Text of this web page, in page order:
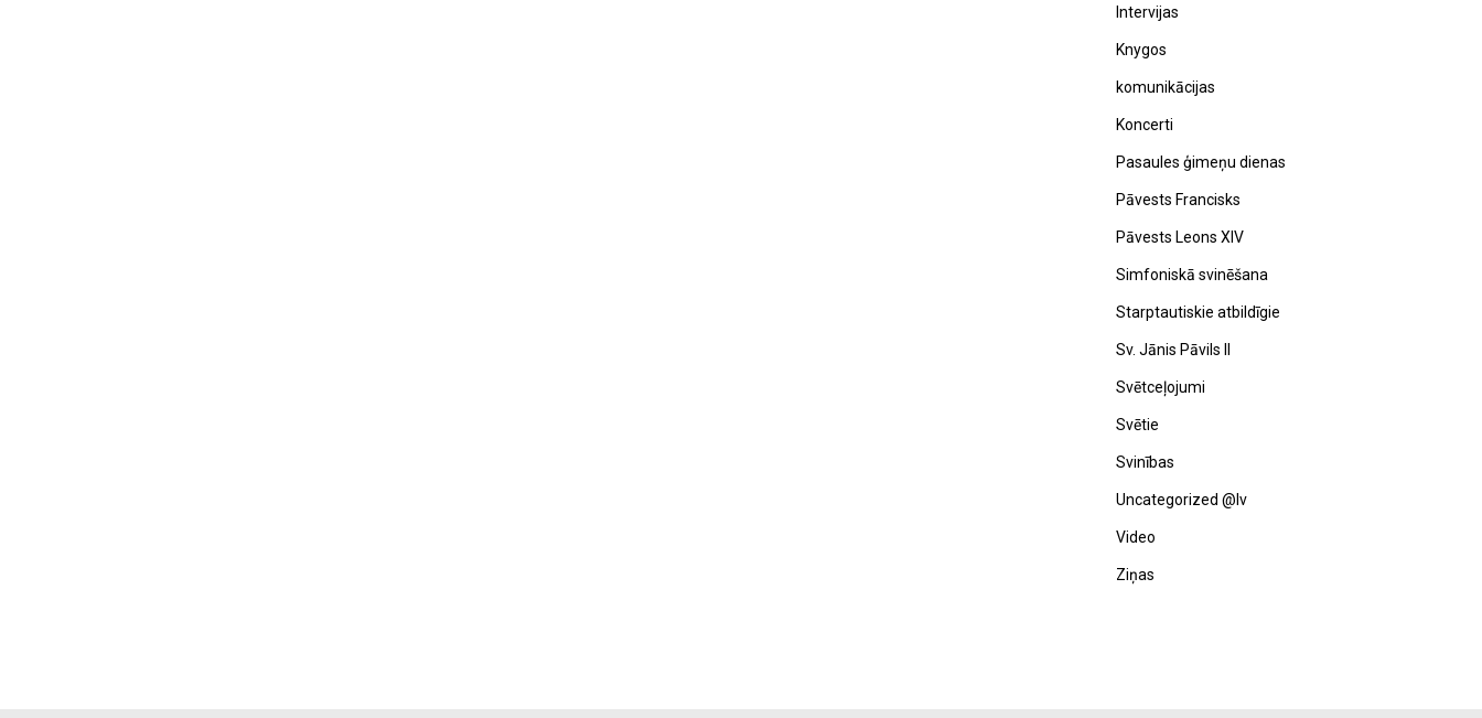
Intervijas
Knygos
komunikācijas
Koncerti
Pasaules ģimeņu dienas
Pāvests Francisks
Pāvests Leons XIV
Simfoniskā svinēšana
Starptautiskie atbildīgie
Sv. Jānis Pāvils II
Svētceļojumi
Svētie
Svinības
Uncategorized @lv
Video
Ziņas